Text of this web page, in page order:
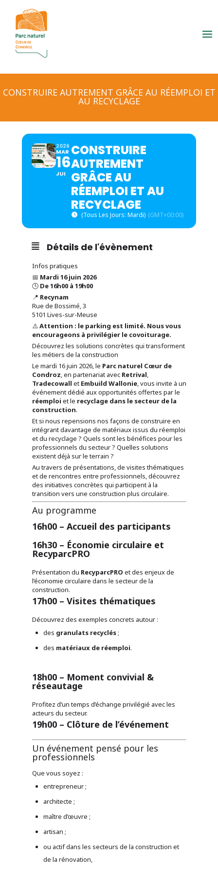
CONSTRUIRE AUTREMENT GRÂCE AU RÉEMPLOI ET
AU RECYCLAGE
2026
MAR
16
JUI
CONSTRUIRE
AUTREMENT
GRÂCE AU
RÉEMPLOI ET AU
RECYCLAGE
(Tous Les Jours: Mardi) (GMT+00:00)
Détails de l'évènement
Infos pratiques
📅 Mardi 16 juin 2026
🕓 De 16h00 à 19h00
📍 Recynam
Rue de Bossimé, 3
5101 Lives-sur-Meuse
⚠️Attention : le parking est limité. Nous vous
encourageons à privilégier le covoiturage.
Découvrez les solutions concrètes qui transforment
les métiers de la construction
Le mardi 16 juin 2026, le Parc naturel Cœur de
Condroz, en partenariat avec Retrival,
Tradecowall et Embuild Wallonie, vous invite à un
événement dédié aux opportunités offertes par le
réemploi et le recyclage dans le secteur de la
construction.
Et si nous repensions nos façons de construire en
intégrant davantage de matériaux issus du réemploi
et du recyclage ? Quels sont les bénéfices pour les
professionnels du secteur ? Quelles solutions
existent déjà sur le terrain ?
Au travers de présentations, de visites thématiques
et de rencontres entre professionnels, découvrez
des initiatives concrètes qui participent à la
transition vers une construction plus circulaire.
Au programme
16h00 – Accueil des participants
16h30 – Économie circulaire et
RecyparcPRO
Présentation du RecyparcPRO et des enjeux de
l’économie circulaire dans le secteur de la
construction.
17h00 – Visites thématiques
Découvrez des exemples concrets autour :
des granulats recyclés;
des matériaux de réemploi.
18h00 – Moment convivial &
réseautage
Profitez d’un temps d’échange privilégié avec les
acteurs du secteur.
19h00 – Clôture de l’événement
Un événement pensé pour les
professionnels
Que vous soyez :
entrepreneur ;
architecte ;
maître d’œuvre ;
artisan ;
ou actif dans les secteurs de la construction et
de la rénovation,